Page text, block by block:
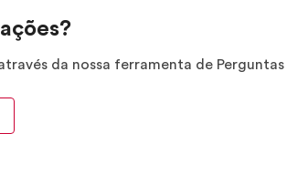
da nossa ferramenta de Perguntas